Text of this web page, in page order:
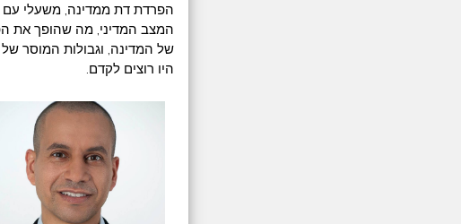
הפרדת דת ממדינה, משעלי עם
המצב המדיני, מה שהופך את
של המדינה, וגבולות המוסר של
היו רוצים לקדם.